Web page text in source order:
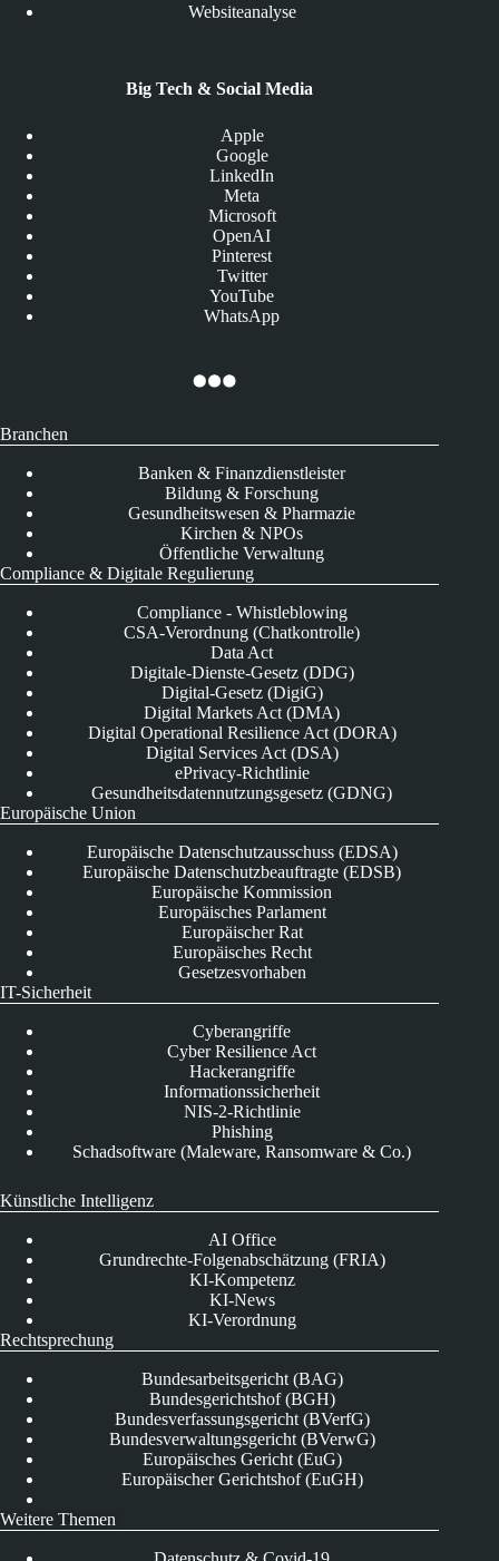
Websiteanalyse
Big Tech & Social Media
Apple
Google
LinkedIn
Meta
Microsoft
OpenAI
Pinterest
Twitter
YouTube
WhatsApp
Branchen
Banken & Finanzdienstleister
Bildung & Forschung
Gesundheitswesen & Pharmazie
Kirchen & NPOs
Öffentliche Verwaltung
Compliance & Digitale Regulierung
Compliance - Whistleblowing
CSA-Verordnung (Chatkontrolle)
Data Act
Digitale-Dienste-Gesetz (DDG)
Digital-Gesetz (DigiG)
Digital Markets Act (DMA)
Digital Operational Resilience Act (DORA)
Digital Services Act (DSA)
ePrivacy-Richtlinie
Gesundheitsdatennutzungsgesetz (GDNG)
Europäische Union
Europäische Datenschutzausschuss (EDSA)
Europäische Datenschutzbeauftragte (EDSB)
Europäische Kommission
Europäisches Parlament
Europäischer Rat
Europäisches Recht
Gesetzesvorhaben
IT-Sicherheit
Cyberangriffe
Cyber Resilience Act
Hackerangriffe
Informationssicherheit
NIS-2-Richtlinie
Phishing
Schadsoftware (Maleware, Ransomware & Co.)
Künstliche Intelligenz
AI Office
Grundrechte-Folgenabschätzung (FRIA)
KI-Kompetenz
KI-News
KI-Verordnung
Rechtsprechung
Bundesarbeitsgericht (BAG)
Bundesgerichtshof (BGH)
Bundesverfassungsgericht (BVerfG)
Bundesverwaltungsgericht (BVerwG)
Europäisches Gericht (EuG)
Europäischer Gerichtshof (EuGH)
Weitere Themen